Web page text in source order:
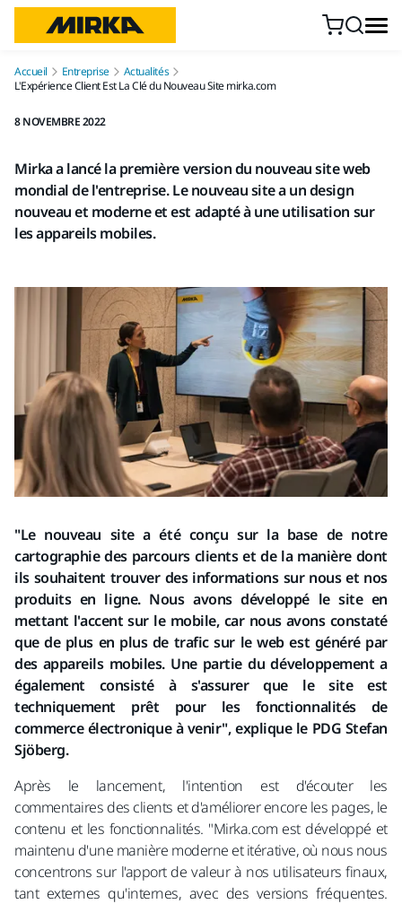
Accueil Entreprise
Actualités
L'Expérience Client Est La Clé du Nouveau Site mirka.com
8 NOVEMBRE 2022
Mirka a lancé la première version du nouveau site web
mondial de l'entreprise. Le nouveau site a un design
nouveau et moderne et est adapté à une utilisation sur
les appareils mobiles.
"Le nouveau site a été conçu sur la base de notre
cartographie des parcours clients et de la manière dont
ils souhaitent trouver des informations sur nous et nos
produits en ligne. Nous avons développé le site en
mettant l'accent sur le mobile, car nous avons constaté
que de plus en plus de trafic sur le web est généré par
des appareils mobiles. Une partie du développement a
également consisté à s'assurer que le site est
techniquement prêt pour les fonctionnalités de
commerce électronique à venir", explique le PDG Stefan
Sjöberg.
Après le lancement, l'intention est d'écouter les
commentaires des clients et d'améliorer encore les pages, le
contenu et les fonctionnalités. "Mirka.com est développé et
maintenu d'une manière moderne et itérative, où nous nous
concentrons sur l'apport de valeur à nos utilisateurs finaux,
tant externes qu'internes, avec des versions fréquentes.